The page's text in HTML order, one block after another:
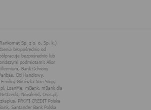
świadczonych w ramach serwisu do potrzeb
temat stosowania technologii cookies w
w Polityce Cookies.
serwisów
spółki Rankomat.pl Sp. z
Rankomat Sp. z o. o. Sp.